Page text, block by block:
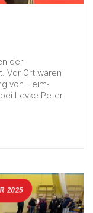
der
Vor Ort waren
von Heim-,
Levke Peter
2025